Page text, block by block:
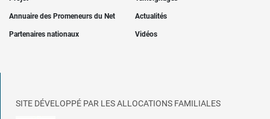
Annuaire des Promeneurs du Net Actualités
Partenaires nationaux Vidéos
SITE DÉVELOPPÉ PAR LES ALLOCATIONS FAMILIALES